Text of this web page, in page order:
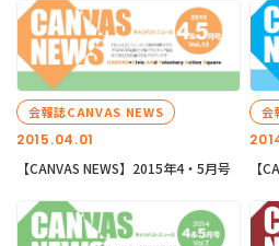
2015.04.01
会報誌CANVAS NEWS
【CANVAS NEWS】2015年4・5月号
会
【